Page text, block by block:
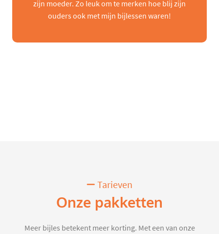
zijn moeder. Zo leuk om te merken hoe blij zijn
ouders ook met mijn bijlessen waren!
Tarieven
Onze pakketten
Meer bijles betekent meer korting. Met een van onze